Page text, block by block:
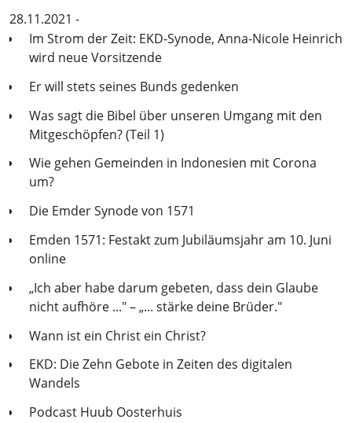
28.11.2021 -
Im Strom der Zeit: EKD-Synode, Anna-Nicole Heinrich
wird neue Vorsitzende
Er will stets seines Bunds gedenken
Was sagt die Bibel über unseren Umgang mit den
Mitgeschöpfen? (Teil 1)
Wie gehen Gemeinden in Indonesien mit Corona
um?
Die Emder Synode von 1571
Emden 1571: Festakt zum Jubiläumsjahr am 10. Juni
online
„Ich aber habe darum gebeten, dass dein Glaube
nicht aufhöre ..." – „... stärke deine Brüder."
Wann ist ein Christ ein Christ?
EKD: Die Zehn Gebote in Zeiten des digitalen
Wandels
Podcast Huub Oosterhuis